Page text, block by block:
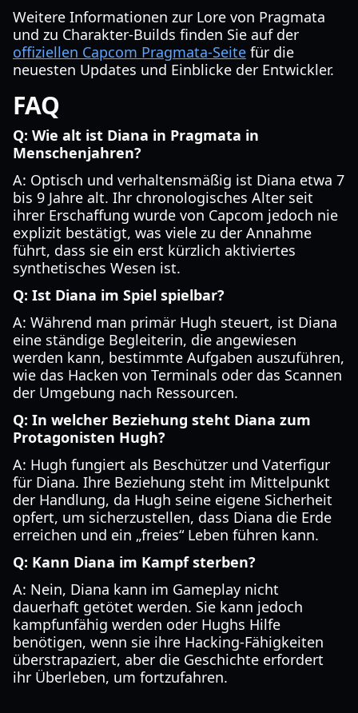
Weitere Informationen zur Lore von Pragmata
und zu Charakter-Builds finden Sie auf der
offiziellen Capcom Pragmata-Seite für die
neuesten Updates und Einblicke der Entwickler.
FAQ
Q: Wie alt ist Diana in Pragmata in
Menschenjahren?
A: Optisch und verhaltensmäßig ist Diana etwa 7
bis 9 Jahre alt. Ihr chronologisches Alter seit
ihrer Erschaffung wurde von Capcom jedoch nie
explizit bestätigt, was viele zu der Annahme
führt, dass sie ein erst kürzlich aktiviertes
synthetisches Wesen ist.
Q: Ist Diana im Spiel spielbar?
A: Während man primär Hugh steuert, ist Diana
eine ständige Begleiterin, die angewiesen
werden kann, bestimmte Aufgaben auszuführen,
wie das Hacken von Terminals oder das Scannen
der Umgebung nach Ressourcen.
Q: In welcher Beziehung steht Diana zum
Protagonisten Hugh?
A: Hugh fungiert als Beschützer und Vaterfigur
für Diana. Ihre Beziehung steht im Mittelpunkt
der Handlung, da Hugh seine eigene Sicherheit
opfert, um sicherzustellen, dass Diana die Erde
erreichen und ein „freies“ Leben führen kann.
Q: Kann Diana im Kampf sterben?
A: Nein, Diana kann im Gameplay nicht
dauerhaft getötet werden. Sie kann jedoch
kampfunfähig werden oder Hughs Hilfe
benötigen, wenn sie ihre Hacking-Fähigkeiten
überstrapaziert, aber die Geschichte erfordert
ihr Überleben, um fortzufahren.